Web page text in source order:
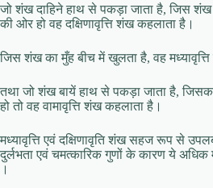
जो शंख दाहिने हाथ से पकड़ा जाता है, जिस शंख
की ओर हो वह दक्षिणावृत्ति शंख कहलाता है।
जिस शंख का मुँह बीच में खुलता है, वह
तथा जो शंख बायें हाथ से पकड़ा जाता है,
हो तो वह वामावृत्ति शंख कहलाता है।
मध्यावृत्ति एवं दक्षिणावृति शंख सहज रूप से
दुर्लभता एवं चमत्कारिक गुणों के कारण ये अधिक
।